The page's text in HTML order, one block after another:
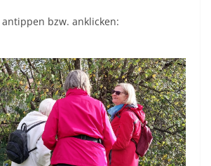
bzw. anklicken: